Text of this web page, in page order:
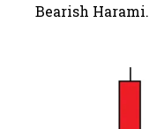
Bearish Harami.